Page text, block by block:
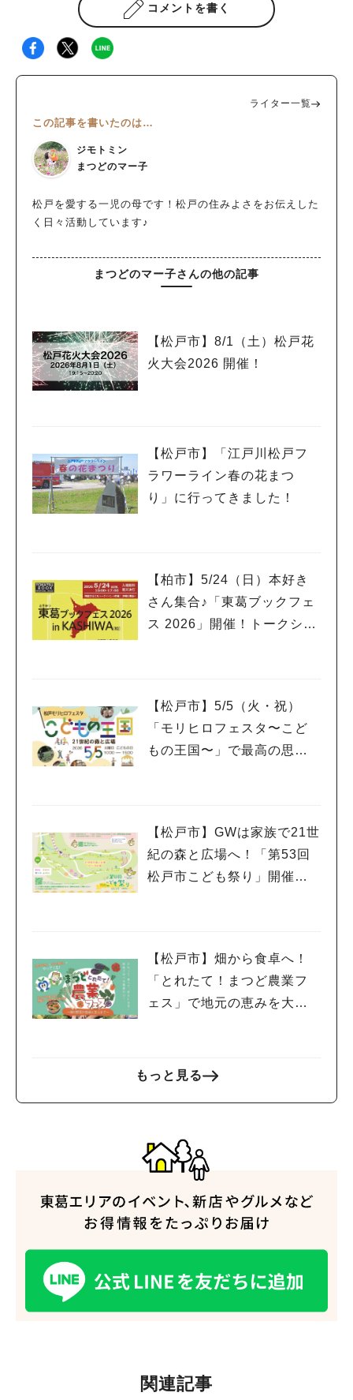
コメントを書く
ライター一覧
この記事を書いたのは…
ジモトミン
まつどのマー子
松戸を愛する一児の母です！松戸の住みよさをお伝えした
く日々活動しています♪
まつどのマー子さんの他の記事
【松戸市】8/1（土）松戸花
火大会2026 開催！
【松戸市】「江戸川松戸フ
ラワーライン春の花まつ
り」に行ってきました！
【柏市】5/24（日）本好き
さん集合♪「東葛ブックフェ
ス 2026」開催！トークショ
【松戸市】5/5（火・祝）
「モリヒロフェスタ〜こど
もの王国〜」で最高の思い
【松戸市】GWは家族で21世
紀の森と広場へ！「第53回
松戸市こども祭り」開催（5/
【松戸市】畑から食卓へ！
「とれたて！まつど農業フ
ェス」で地元の恵みを大満
もっと見る
関連記事